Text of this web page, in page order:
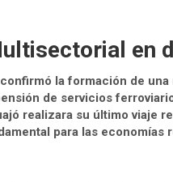
en
la formación de
de servicios
realizara su último viaje
para las economías